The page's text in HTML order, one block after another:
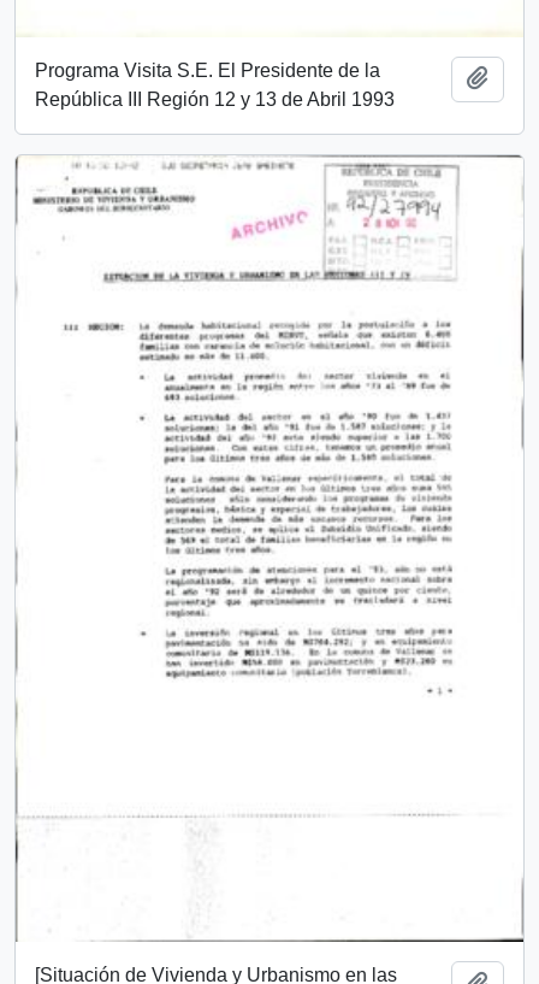
Programa Visita S.E. El Presidente de la
República III Región 12 y 13 de Abril 1993
[Situación de Vivienda y Urbanismo en las